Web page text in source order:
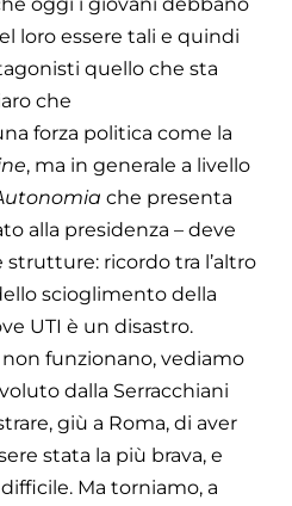
loro essere tali e quindi
quello che sta
che
forza politica come la
, ma in generale a livello
che presenta
alla presidenza – deve
ricordo tra l’altro
scioglimento della
UTI è un disastro.
funzionano, vediamo
dalla Serracchiani
giù a Roma, di aver
stata la più brava, e
Ma torniamo, a